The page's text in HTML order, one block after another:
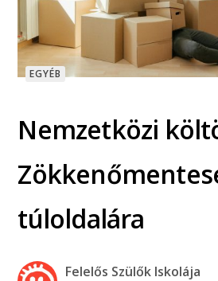
EGYÉB
Nemzetközi
túloldalára
Felelős Szülők Iskolája